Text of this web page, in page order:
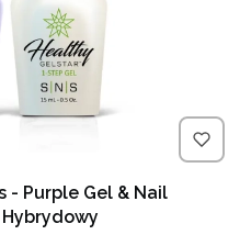
- Purple Gel & Nail